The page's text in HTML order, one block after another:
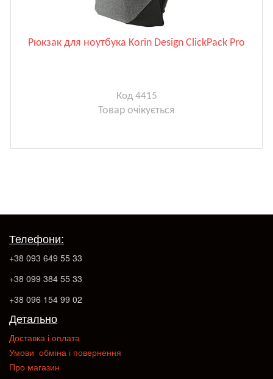
Рюкзак для ноутбука Korin Design ClickPack Pro
Код 4415
Товар очікується
Телефони:
+38 093 649 55 33
+38 099 384 55 33
+38 096 154 99 02
Детально
Доставка і оплата
Умови обміна і повернення
Про магазин